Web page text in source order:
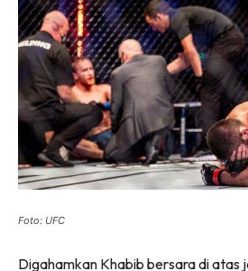
Foto: UFC
Digahamkan Khabib bersara di atas